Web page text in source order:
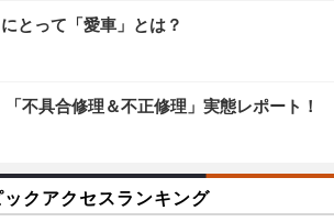
とって「愛車」とは？
「不具合修理＆不正修理」実態レポート！
ックアクセスランキング